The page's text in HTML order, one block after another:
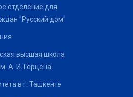
отделение для
"Русский дом"
высшая школа
А. И. Герцена
в г. Ташкенте